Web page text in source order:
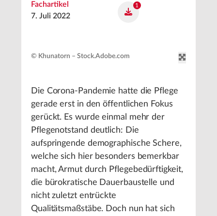
Fachartikel
7. Juli 2022
1
© Khunatorn – Stock.Adobe.com
Die Corona-Pandemie hatte die Pflege
gerade erst in den öffentlichen Fokus
gerückt. Es wurde einmal mehr der
Pflegenotstand deutlich: Die
aufspringende demographische Schere,
welche sich hier besonders bemerkbar
macht, Armut durch Pflegebedürftigkeit,
die bürokratische Dauerbaustelle und
nicht zuletzt entrückte
Qualitätsmaßstäbe. Doch nun hat sich